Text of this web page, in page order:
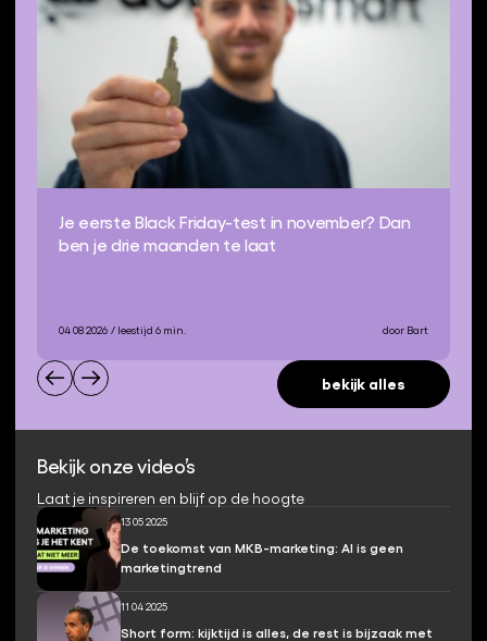
Je eerste Black Friday-test in november? Dan
ben je drie maanden te laat
04 08 2026 / leestijd 6 min. door Bart
bekijk alles
Bekijk onze video’s
Laat je inspireren en blijf op de hoogte
13 05 2025
De toekomst van MKB-marketing: AI is geen
marketingtrend
11 04 2025
Short form: kijktijd is alles, de rest is bijzaak met